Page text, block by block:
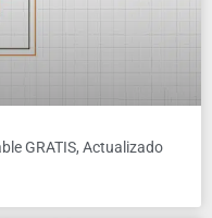
GRATIS, Actualizado